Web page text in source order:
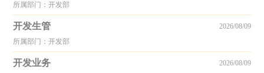
所属部门：开发部
开发生管
所属部门：开发部
2026/08/09
开发业务 2026/08/09